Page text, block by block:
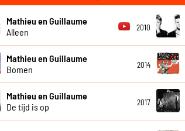
Mathieu en Guillaume
Alleen
2010
Mathieu en Guillaume
Bomen
2014
Mathieu en Guillaume
De tijd is op
2017